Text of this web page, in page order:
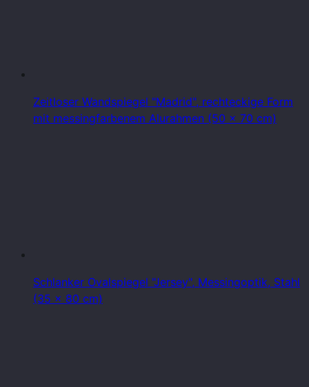
Zeitloser Wandspiegel "Madrid", rechteckige Form
mit messingfarbenem Alurahmen (50 x 70 cm)
Schlanker Ovalspiegel "Jersey", Messingoptik, Stahl
(35 x 80 cm)